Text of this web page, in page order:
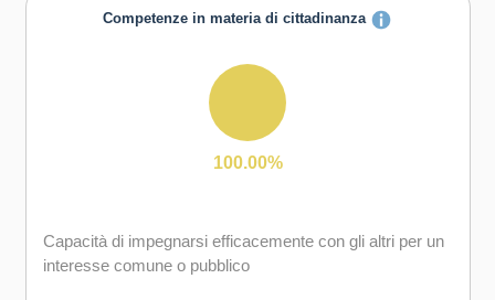
Capacità di lavorare sia in modalità collaborativa in
Capacità di comunicare e negoziare efficacemente con
Capacità di possedere spirito di iniziativa e
provare empatia
Competenze in materia di cittadinanza
100.00%
Capacità di impegnarsi efficacemente con gli altri per un
interesse comune o pubblico